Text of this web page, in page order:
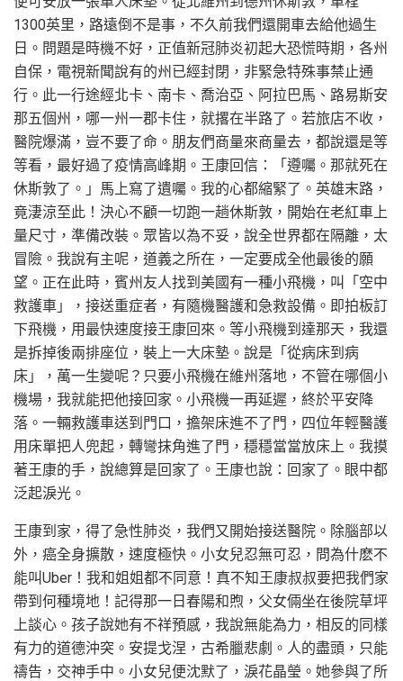
1300英里，路遠倒不是事，不久前我們還開車去給他過生
日。問題是時機不好，正值新冠肺炎初起大恐慌時期，各州
自保，電視新聞說有的州已經封閉，非緊急特殊事禁止通
行。此一行途經北卡、南卡、喬治亞、阿拉巴馬、路易斯安
那五個州，哪一州一郡卡住，就撂在半路了。若旅店不收，
醫院爆滿，豈不要了命。朋友們商量來商量去，都說還是等
等看，最好過了疫情高峰期。王康回信：「遵囑。那就死在
休斯敦了。」馬上寫了遺囑。我的心都縮緊了。英雄末路，
竟淒涼至此！決心不顧一切跑一趟休斯敦，開始在老紅車上
量尺寸，準備改裝。眾皆以為不妥，說全世界都在隔離，太
冒險。我說有主呢，道義之所在，一定要成全他最後的願
望。正在此時，賓州友人找到美國有一種小飛機，叫「空中
救護車」，接送重症者，有隨機醫護和急救設備。即拍板訂
下飛機，用最快速度接王康回來。等小飛機到達那天，我還
是拆掉後兩排座位，裝上一大床墊。說是「從病床到病
床」，萬一生變呢？只要小飛機在維州落地，不管在哪個小
機場，我就能把他接回家。小飛機一再延遲，終於平安降
落。一輛救護車送到門口，擔架床進不了門，四位年輕醫護
用床單把人兜起，轉彎抹角進了門，穩穩當當放床上。我摸
著王康的手，說總算是回家了。王康也說：回家了。眼中都
泛起淚光。
王康到家，得了急性肺炎，我們又開始接送醫院。除腦部以
外，癌全身擴散，速度極快。小女兒忍無可忍，問為什麽不
能叫Uber！我和姐姐都不同意！真不知王康叔叔要把我們家
帶到何種境地！記得那一日春陽和煦，父女倆坐在後院草坪
上談心。孩子說她有不祥預感，我說無能為力，相反的同樣
有力的道德沖突。安提戈涅，古希臘悲劇。人的盡頭，只能
禱告，交神手中。小女兒便沈默了，淚花晶瑩。她參與了所